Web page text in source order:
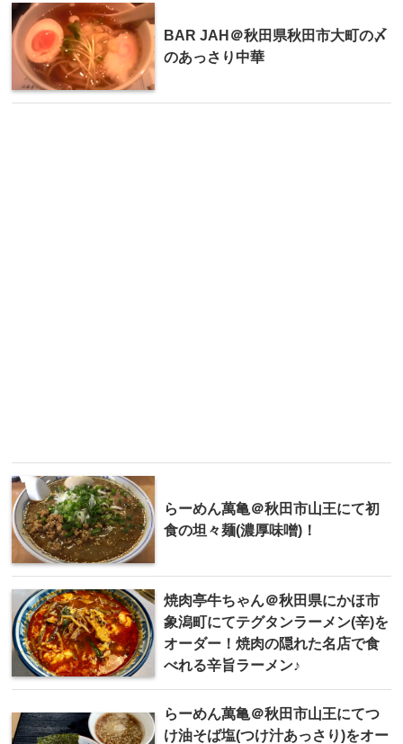
BAR JAH＠秋田県秋田市大町の〆
のあっさり中華
らーめん萬亀＠秋田市山王にて初
食の坦々麺(濃厚味噌)！
焼肉亭牛ちゃん＠秋田県にかほ市
象潟町にてテグタンラーメン(辛)を
オーダー！焼肉の隠れた名店で食
べれる辛旨ラーメン♪
らーめん萬亀＠秋田市山王にてつ
け油そば塩(つけ汁あっさり)をオー